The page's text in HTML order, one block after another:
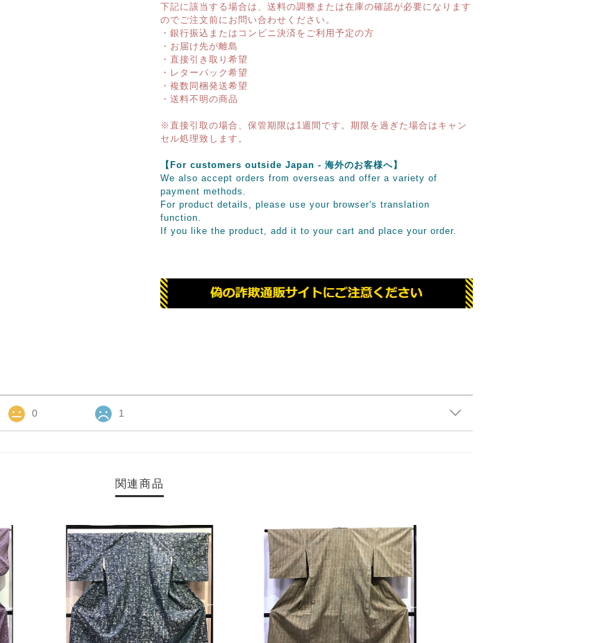
下記に該当する場合は、送料の調整または在庫の確認が必要になります
のでご注文前にお問い合わせください。
・銀行振込またはコンビニ決済をご利用予定の方
・お届け先が離島
・直接引き取り希望
・レターパック希望
・複数同梱発送希望
・送料不明の商品
※直接引取の場合、保管期限は1週間です。期限を過ぎた場合はキャン
セル処理致します。
【For customers outside Japan - 海外のお客様へ】
We also accept orders from overseas and offer a variety of
payment methods.
For product details, please use your browser's translation
function.
If you like the product, add it to your cart and place your order.
0 1
関連商品